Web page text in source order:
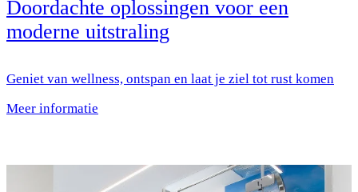
Doordachte oplossingen voor een
moderne uitstraling
Geniet van wellness, ontspan en laat je ziel tot rust komen
Meer informatie